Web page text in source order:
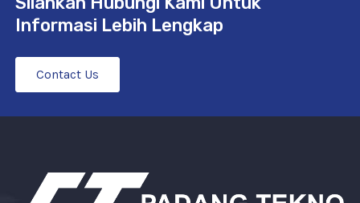
Informasi Lebih Lengkap
Contact Us